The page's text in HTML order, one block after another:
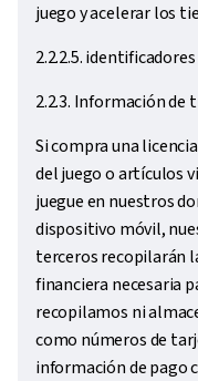
juego y acelerar los
2.2.2.5.
2.2.3. Información de
Si compra una
del juego o artículos
juegue en nuestros
dispositivo móvil,
terceros recopilarán
financiera necesaria
recopilamos ni
como números de
información de pago